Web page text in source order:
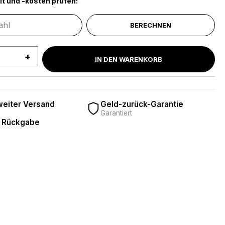
BERECHNEN
Anzahl: Gib den gewünschten Wert
IN DEN WARENKORB
Versand Geld-zurück-Garantie
Garantiert